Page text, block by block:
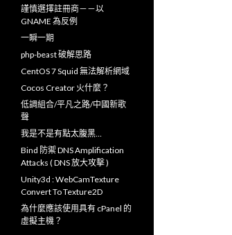
謹慎選擇註冊商－－以
GNAME 為反例
一瞬一期
php-beast 破解思路
CentOS 7 Squid 無法解析網域
Cocos Creator 火什麼？
低調組合/平凡之路/中國新歌
聲
我是不是有點太腹黑…
Bind 防禦 DNS Amplification
Attacks ( DNS 放大攻擊 )
Unity3d : WebCamTexture
Convert To Texture2D
為什麼應該使用具有 cPanel 的
虛擬主機？